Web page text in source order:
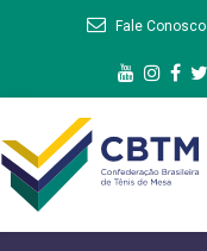
Fale Conosco